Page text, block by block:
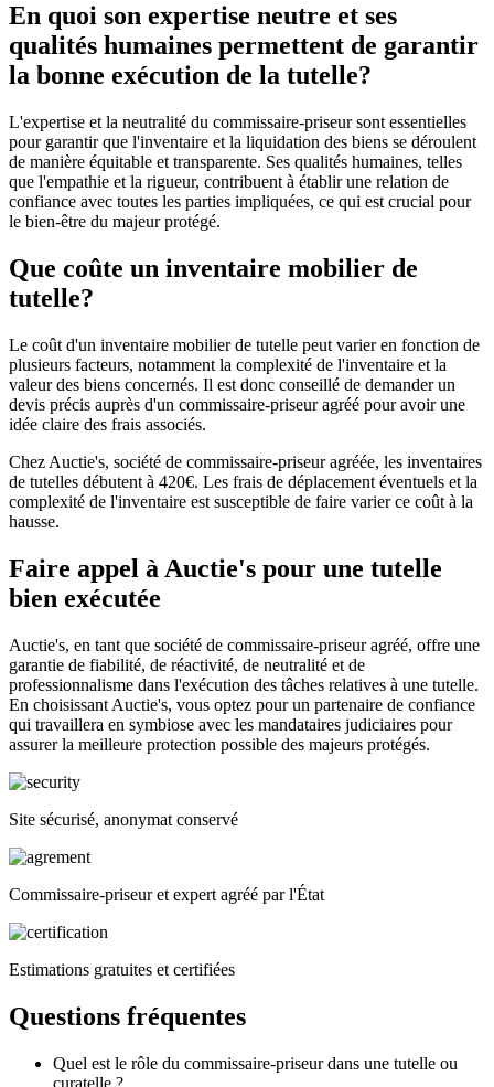
En quoi son expertise neutre et ses
qualités humaines permettent de garantir
la bonne exécution de la tutelle?
L'expertise et la neutralité du commissaire-priseur sont essentielles
pour garantir que l'inventaire et la liquidation des biens se déroulent
de manière équitable et transparente. Ses qualités humaines, telles
que l'empathie et la rigueur, contribuent à établir une relation de
confiance avec toutes les parties impliquées, ce qui est crucial pour
le bien-être du majeur protégé.
Que coûte un inventaire mobilier de
tutelle?
Le coût d'un inventaire mobilier de tutelle peut varier en fonction de
plusieurs facteurs, notamment la complexité de l'inventaire et la
valeur des biens concernés. Il est donc conseillé de demander un
devis précis auprès d'un commissaire-priseur agréé pour avoir une
idée claire des frais associés.
Chez Auctie's, société de commissaire-priseur agréée, les inventaires
de tutelles débutent à 420€. Les frais de déplacement éventuels et la
complexité de l'inventaire est susceptible de faire varier ce coût à la
hausse.
Faire appel à Auctie's pour une tutelle
bien exécutée
Auctie's, en tant que société de commissaire-priseur agréé, offre une
garantie de fiabilité, de réactivité, de neutralité et de
professionnalisme dans l'exécution des tâches relatives à une tutelle.
En choisissant Auctie's, vous optez pour un partenaire de confiance
qui travaillera en symbiose avec les mandataires judiciaires pour
assurer la meilleure protection possible des majeurs protégés.
Site sécurisé, anonymat conservé
Commissaire-priseur et expert agréé par l'État
Estimations gratuites et certifiées
Questions fréquentes
Quel est le rôle du commissaire-priseur dans une tutelle ou
curatelle ?